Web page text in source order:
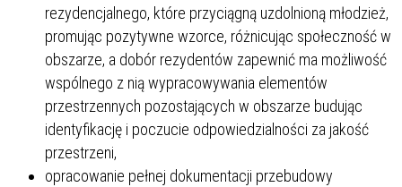
rezydencjalnego, które przyciągną uzdolnioną młodzież,
promując pozytywne wzorce, różnicując społeczność w
obszarze, a dobór rezydentów zapewnić ma możliwość
wspólnego z nią wypracowywania elementów
przestrzennych pozostających w obszarze budując
identyfikację i poczucie odpowiedzialności za jakość
przestrzeni,
opracowanie pełnej dokumentacji przebudowy